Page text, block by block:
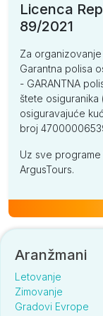
Licenca
89/2021
Za
Garantna polisa
- GARANTNA
štete osiguranika
osiguravajuće
broj
Uz sve
ArgusTours.
Aranžmani
Letovanje
Zimovanje
Gradovi Evrope